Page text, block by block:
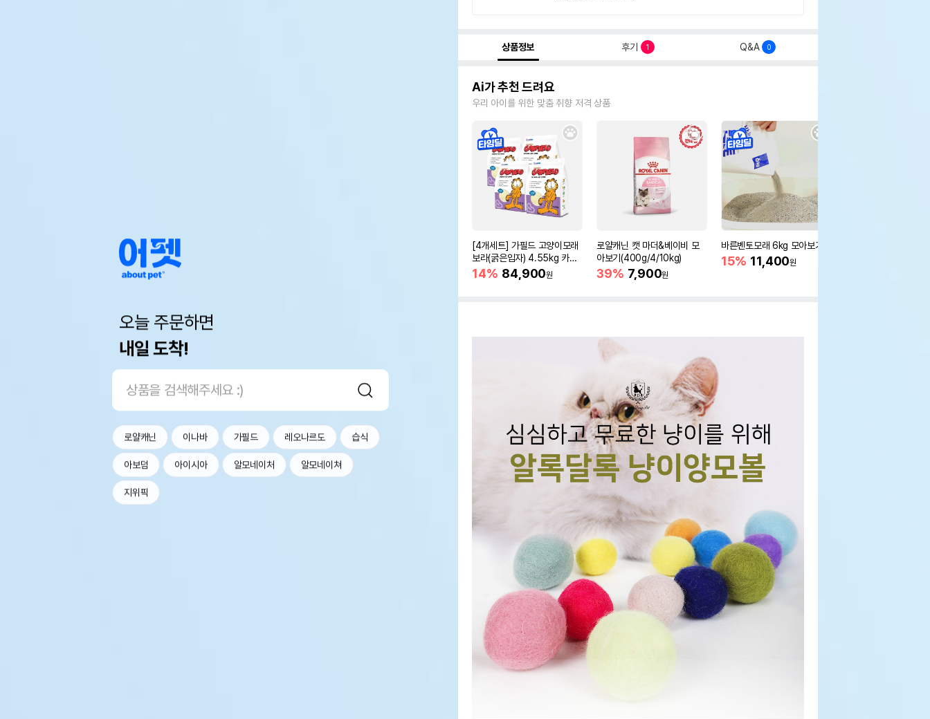
오늘 주문하면
내일 도착!
로얄캐닌 이나바 가필드 레오나르도 습식
아보덤 아이시아 알모네이처 알모네이쳐
지위픽
상품정보 후기 1 Q&A 0
Ai가 추천 드려요
우리 아이를 위한 맞춤 취향 저격 상품
[4개세트] 가필드 고양이모래
보라(굵은입자) 4.55kg 카사
바모래
14% 84,900원
로얄캐닌 캣 마더&베이비 모
아보기(400g/4/10kg)
39% 7,900원
바른벤토모래 6kg 모아보기
15% 11,400원